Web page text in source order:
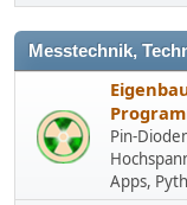
Messtechnik,
Pin-
Apps,